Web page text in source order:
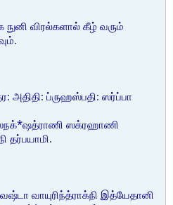
விரல்களால் கீழ் வரும்
அதிதி: ப்ருஹஸ்பதி: ஸர்ப்பா
ஸக்ரஹாணி
தர்பயாமி.
வாயுரிந்த்ராக்நி இத்யேதானி